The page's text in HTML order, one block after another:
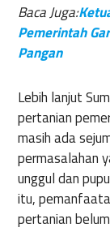
Baca Juga:
Pemerintah
Pangan
Lebih lanjut
pertanian
masih ada
permasalahan
ungguldan
itu,
pertanian belum